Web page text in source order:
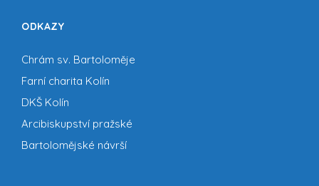
ODKAZY
Chrám sv. Bartoloměje
Farní charita Kolín
DKŠ Kolín
Arcibiskupství pražské
Bartolomějské návrší